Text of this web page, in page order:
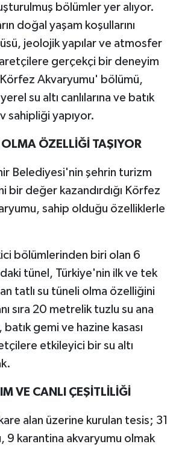
bölümler yer alıyor.
doğal yaşam koşullarını
jeolojik yapılar ve atmosfer
gerçekçi bir deneyim
Akvaryumu' bölümü,
su altı canlılarına ve batık
sahipliği yapıyor.
ÖZELLİĞİ TAŞIYOR
Belediyesi'nin şehrin turizm
bir değer kazandırdığı Körfez
sahip olduğu özelliklerle
bölümlerinden biri olan 6
tünel, Türkiye'nin ilk ve tek
tatlı su tüneli olma özelliğini
sıra 20 metrelik tuzlu su ana
gemi ve hazine kasası
etkileyici bir su altı
VE CANLI ÇEŞİTLİLİĞİ
alan üzerine kurulan tesis; 31
9 karantina akvaryumu olmak